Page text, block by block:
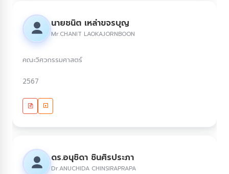
นายชนิต เหล่าขจรบุญ
Mr.CHANIT LAOKAJORNBOON
คณะวิศวกรรมศาสตร์
2567
ดร.อนุชิดา ชินศิรประภา
Dr.ANUCHIDA CHINSIRAPRAPA